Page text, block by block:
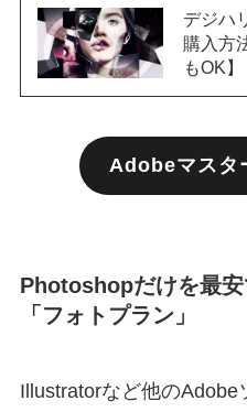
デジハ
購入方
もOK】
Adobeマスタ
Photoshopだけを最
「フォトプラン」
Illustratorなど他のAdobe